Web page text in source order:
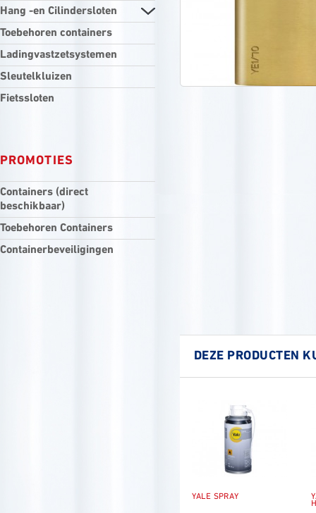
Hang -en Cilindersloten
Toebehoren containers
Ladingvastzetsystemen
Sleutelkluizen
Fietssloten
PROMOTIES
Containers (direct
beschikbaar)
Toebehoren Containers
Containerbeveiligingen
DEZE PRODUCTEN
YALE SPRAY